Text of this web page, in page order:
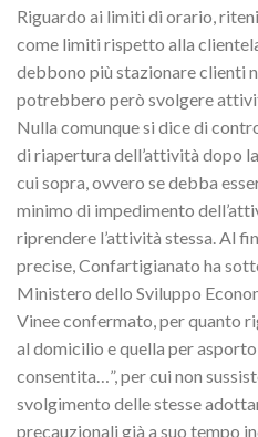
Riguardo ai limiti di orario,
come limiti rispetto alla
debbono più stazionare clienti
potrebbero però svolgere
Nulla comunque si dice di
di riapertura dell’attività dopo
cui sopra, ovvero se debba
minimo di impedimento
riprendere l’attività stessa. Al
precise, Confartigianato ha
Ministero dello Sviluppo
Vinee confermato, per quanto
al domicilio e quella per
consentita…”, per cui non
svolgimento delle stesse
precauzionali già a suo tempo